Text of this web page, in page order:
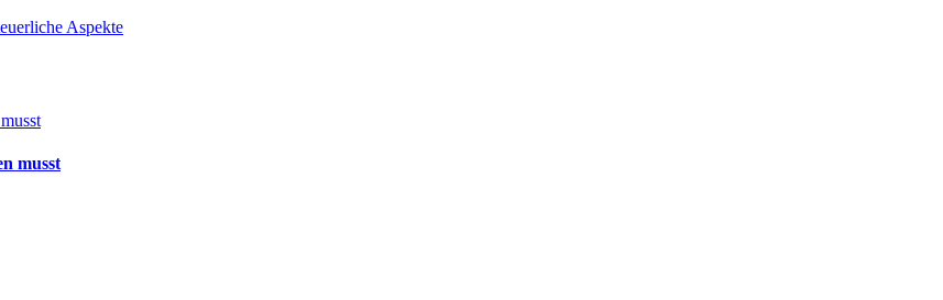
Aspekte
musst